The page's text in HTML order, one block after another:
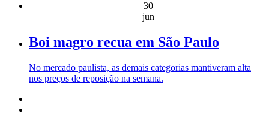
30
jun
Boi magro recua em São Paulo
No mercado paulista, as demais categorias mantiveram alta
nos preços de reposição na semana.